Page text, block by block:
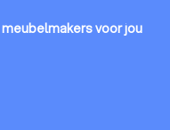
voor jou